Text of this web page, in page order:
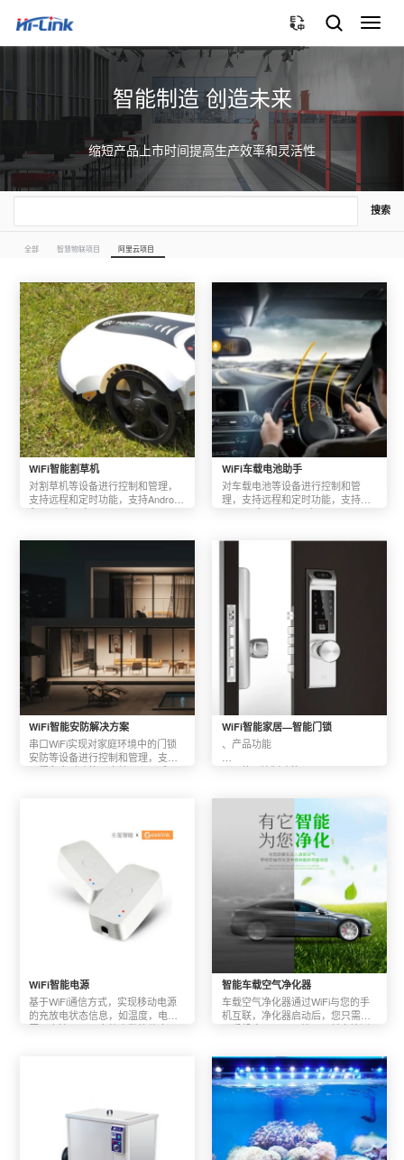
切
换
智能制造 创造未来
缩短产品上市时间提高生产效率和灵活性
搜索
全部 智慧物联项目 阿里云项目
WiFi智能割草机
对割草机等设备进行控制和管理，
支持远程和定时功能，支持Android
和ios两个平台。
WiFi车载电池助手
对车载电池等设备进行控制和管
理，支持远程和定时功能，支持
Android和ios两个平台。
WiFi智能安防解决方案
串口WiFi实现对家庭环境中的门锁
安防等设备进行控制和管理，支持
远程和定时功能，支持Android和ios
WiFi智能家居—智能门锁
、产品功能
   1. 蓝牙控制功能；
  3. 指纹设置；
  4. 密码开锁；
  5. 密码设置；
  6. 智能语音播报功能；
  7. 一键开锁功能；
  8. 应急开锁功能；
WiFi智能电源
基于WiFi通信方式，实现移动电源
的充放电状态信息，如温度，电
压，电流，以及充放次数等信息，
智能车载空气净化器
车载空气净化器通过WiFi与您的手
机互联，净化器启动后，您只需进
入手机应用APP，就可以任意检测
接，一“键”倾心，健康驾驶，随心
掌握；提供手动与自动两种模式。